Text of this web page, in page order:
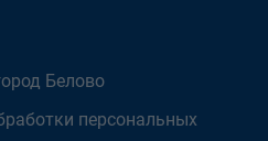
Белово
персональных